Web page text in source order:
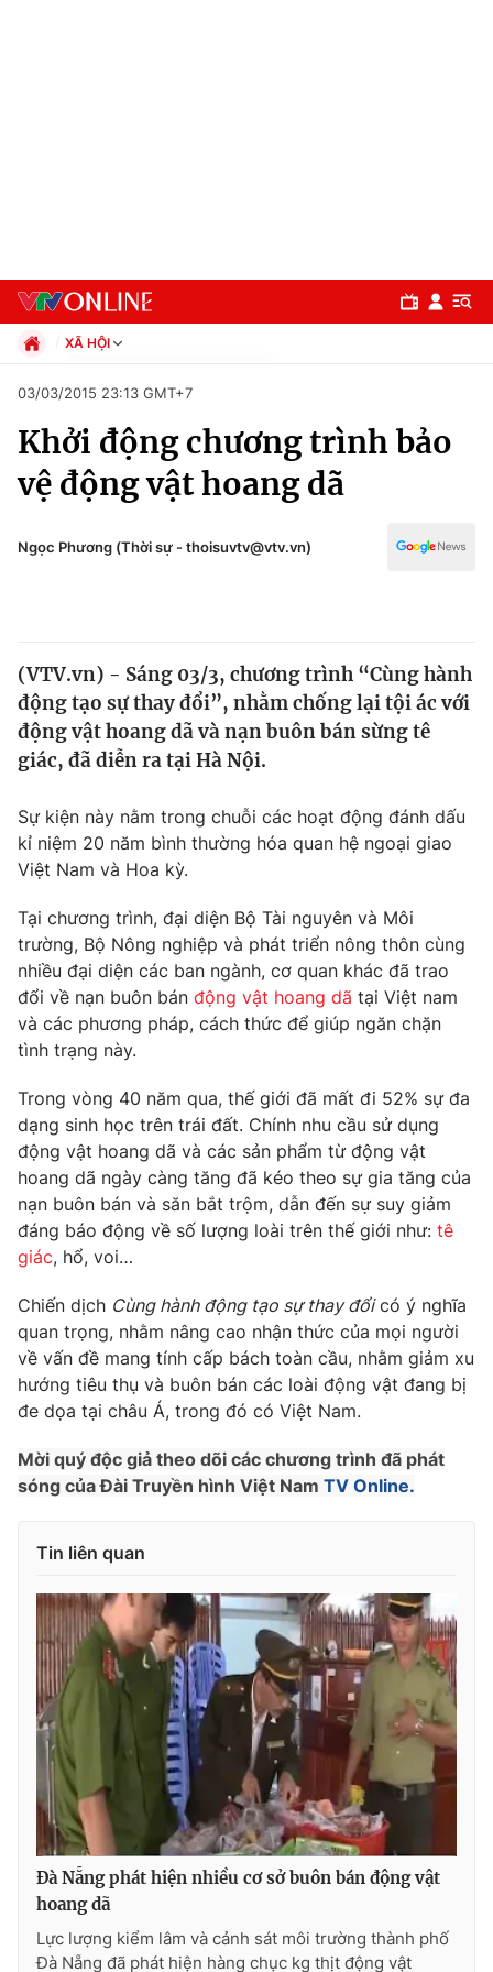
Chuyên mục
Chính trị
Xã hội
Y tế
Thế giới
Thế giới đó đây
Kinh tế
Tài chính
Thị trường
Góc doanh nghiệp
Dữ liệu và đời sống
Truyền hình
Phim VTV
Hậu trường
Khán giả
Giải sao mai
Giải trí
Điện ảnh
Âm nhạc
Sao
Du lịch
Làm đẹp
Chất lượng cuộc sống
Giáo dục
Tuyển sinh
Học trực tuyến
Công nghệ
Hitech Công nghệ tương lai
Sản phẩm
Thị trường
Tư vấn
Giao lưu trực tuyến
Lịch phát sóng
Chuyên mục khác
Emagazine Podcast
VTV Money VTV Thể thao
VTV Sức khoẻ Bất động sản
Thị trường 24h Tấm lòng Việt
VTV4 Vươn mình bằng AI
VTV9
Liên hệ tòa soạn English
XÃ HỘI
Xã hội
Pháp luật
Kinh tế
Thể thao
Văn hóa - Giải trí
Giáo dục
03/03/2015 23:13 GMT+7
Khởi động chương trình bảo
vệ động vật hoang dã
Ngọc Phương (Thời sự - thoisuvtv@vtv.vn)
(VTV.vn) - Sáng 03/3, chương trình “Cùng hành
động tạo sự thay đổi”, nhằm chống lại tội ác với
động vật hoang dã và nạn buôn bán sừng tê
giác, đã diễn ra tại Hà Nội.
Sự kiện này nằm trong chuỗi các hoạt động đánh dấu
kỉ niệm 20 năm bình thường hóa quan hệ ngoại giao
Việt Nam và Hoa kỳ.
Tại chương trình, đại diện Bộ Tài nguyên và Môi
trường, Bộ Nông nghiệp và phát triển nông thôn cùng
nhiều đại diện các ban ngành, cơ quan khác đã trao
đổi về nạn buôn bán động vật hoang dã tại Việt nam
và các phương pháp, cách thức để giúp ngăn chặn
tình trạng này.
Trong vòng 40 năm qua, thế giới đã mất đi 52% sự đa
dạng sinh học trên trái đất. Chính nhu cầu sử dụng
động vật hoang dã và các sản phẩm từ động vật
hoang dã ngày càng tăng đã kéo theo sự gia tăng của
nạn buôn bán và săn bắt trộm, dẫn đến sự suy giảm
đáng báo động về số lượng loài trên thế giới như: tê
giác, hổ, voi…
Chiến dịch Cùng hành động tạo sự thay đổicó ý nghĩa
quan trọng, nhằm nâng cao nhận thức của mọi người
về vấn đề mang tính cấp bách toàn cầu, nhằm giảm xu
hướng tiêu thụ và buôn bán các loài động vật đang bị
đe dọa tại châu Á, trong đó có Việt Nam.
Mời quý độc giả theo dõi các chương trình đã phát
sóng của Đài Truyền hình Việt Nam TV Online.
Tin liên quan
Đà Nẵng phát hiện nhiều cơ sở buôn bán động vật
hoang dã
Lực lượng kiểm lâm và cảnh sát môi trường thành phố
Đà Nẵng đã phát hiện hàng chục kg thịt động vật